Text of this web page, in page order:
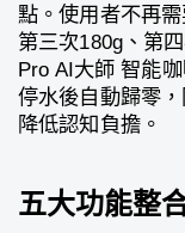
點。使用者不再
第三次180g、第
Pro AI大師 智能
停水後自動歸零
降低認知負擔。
五大功能整